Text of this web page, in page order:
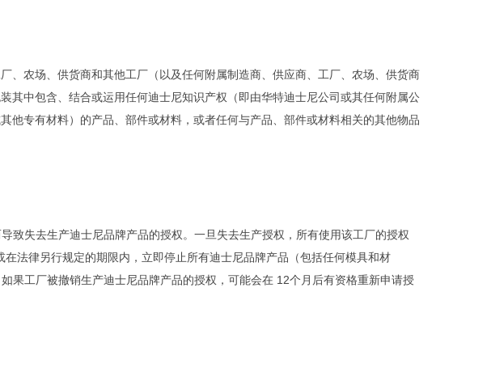
、农场、供货商和其他工厂（以及任何附属制造商、供应商、工厂、农场、供货商
其中包含、结合或运用任何迪士尼知识产权（即由华特迪士尼公司或其任何附属公
他专有材料）的产品、部件或材料，或者任何与产品、部件或材料相关的其他物品
致失去生产迪士尼品牌产品的授权。一旦失去生产授权，所有使用该工厂的授权
法律另行规定的期限内，立即停止所有迪士尼品牌产品（包括任何模具和材
果工厂被撤销生产迪士尼品牌产品的授权，可能会在 12个月后有资格重新申请授